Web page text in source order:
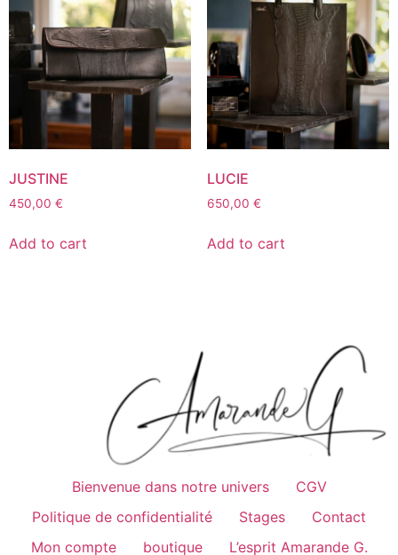
JUSTINE
450,00 €
Add to cart
LUCIE
650,00 €
Add to cart
Bienvenue dans notre univers
CGV
Politique de confidentialité
Stages
Contact
Mon compte
boutique L’esprit Amarande G.